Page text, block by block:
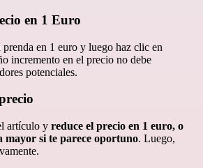
en 1 Euro
en 1 euro y luego haz clic en
incremento en el precio no debe
potenciales.
artículo y reduce el precio en 1 euro, o
mayor si te parece oportuno. Luego,